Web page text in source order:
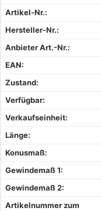
Artikel-Nr.:
Hersteller-Nr.:
Anbieter Art.-Nr.:
EAN:
Zustand:
Verfügbar:
Verkaufseinheit:
Länge:
Konusmaß:
Gewindemaß 1:
Gewindemaß 2:
Artikelnummer zum